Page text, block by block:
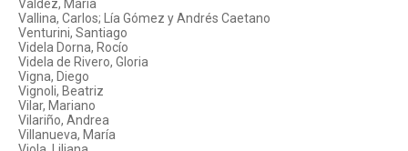
Valdez, María
Vallina, Carlos; Lía Gómez y Andrés Caetano
Venturini, Santiago
Videla Dorna, Rocío
Videla de Rivero, Gloria
Vigna, Diego
Vignoli, Beatriz
Vilar, Mariano
Vilariño, Andrea
Villanueva, María